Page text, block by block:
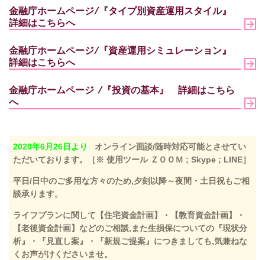
金融庁ホームページ/『タイプ別資産運用スタイル』
詳細はこちらへ
金融庁ホームページ/『資産運用シミュレーション』
詳細はこちらへ
金融庁ホームページ /『投資の基本』 詳細はこちら
へ
2020年6月26日より
オンライン面談/随時対応可能とさせてい
ただいております。［※ 使用ツール ＺＯＯＭ ; Skype ; LINE］
平日/日中のご多用な方々のため,夕刻以降～夜間・土日祝もご相
談承ります。
ライフプランに関して【住宅資金計画】・【教育資金計画】・
【老後資金計画】などのご相談,また生損保についての『現状分
析』・『見直し案』・『新規ご提案』につきましても,気兼ねな
くお声がけくださいませ。